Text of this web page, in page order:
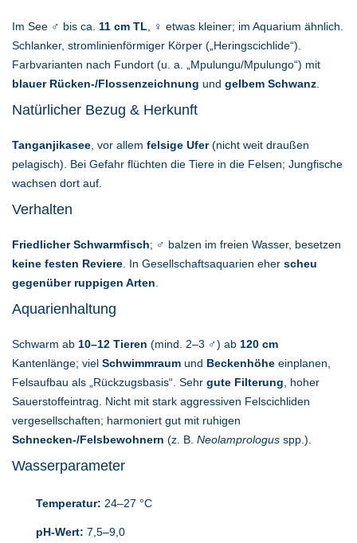
Im See ♂ bis ca. 11 cm TL , ♀ etwas kleiner; im Aquarium ähnlich.
Schlanker, stromlinienförmiger Körper („Heringscichlide“).
Farbvarianten nach Fundort (u. a. „Mpulungu/Mpulungo“) mit
blauer Rücken-/Flossenzeichnung und gelbem Schwanz
Natürlicher Bezug & Herkunft
Tanganjikasee , vor allem felsige Ufer(nicht weit draußen
pelagisch). Bei Gefahr flüchten die Tiere in die Felsen; Jungfische
wachsen dort auf.
Verhalten
Friedlicher Schwarmfisch; ♂ balzen im freien Wasser, besetzen
keine festen Reviere . In Gesellschaftsaquarien eher scheu
gegenüber ruppigen Arten
Aquarienhaltung
Schwarm ab 10–12 Tieren (mind. 2–3 ♂) ab 120 cm
Kantenlänge; viel Schwimmraum und Beckenhöhe einplanen,
Felsaufbau als „Rückzugsbasis“. Sehr gute Filterung , hoher
Sauerstoffeintrag. Nicht mit stark aggressiven Felscichliden
vergesellschaften; harmoniert gut mit ruhigen
Schnecken-/Felsbewohnern (z. B. Neolamprologus spp.).
Wasserparameter
Temperatur: 24–27 °C
pH-Wert: 7,5–9,0